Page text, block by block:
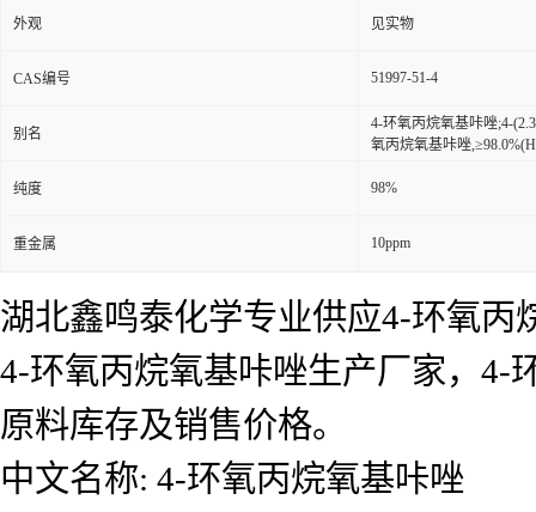
外观 见实物
CAS编号 51997-51-4
别名
4-环氧丙烷氧基咔唑;4-
氧丙烷氧基咔唑
纯度 98%
重金属 10ppm
湖北鑫鸣泰化学专业供应4-环氧丙
4-环氧丙烷氧基咔唑生产厂家，4-
原料库存及销售价格。
中文名称: 4-环氧丙烷氧基咔唑